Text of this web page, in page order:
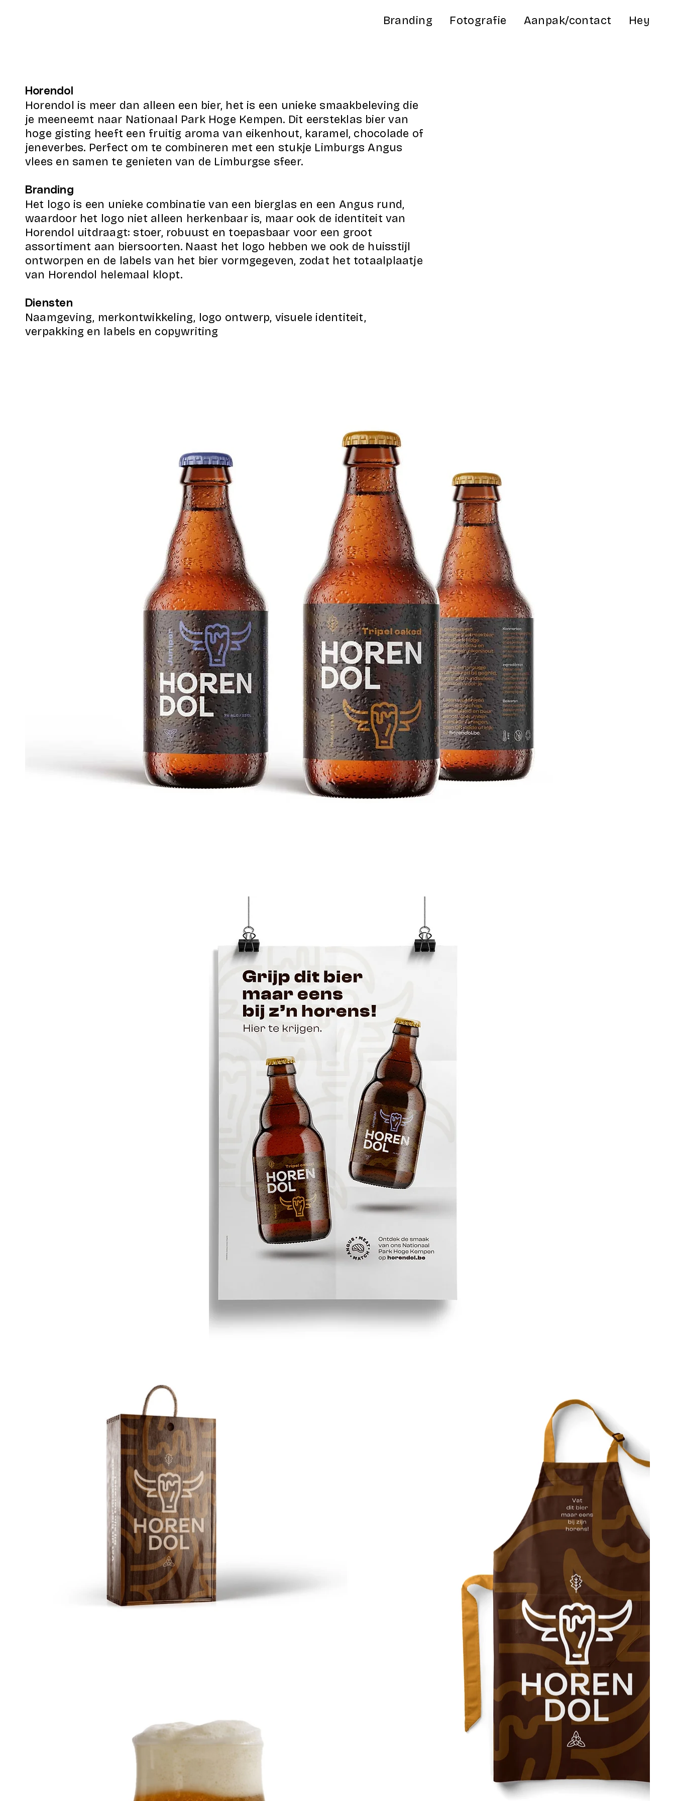
Branding Fotografie Aanpak/contact Hey
Horendol
Horendol is meer dan alleen een bier, het is een unieke smaakbeleving die
je meeneemt naar Nationaal Park Hoge Kempen. Dit eersteklas bier van
hoge gisting heeft een fruitig aroma van eikenhout, karamel, chocolade of
jeneverbes. Perfect om te combineren met een stukje Limburgs Angus
vlees en samen te genieten van de Limburgse sfeer.
Branding
Het logo is een unieke combinatie van een bierglas en een Angus rund,
waardoor het logo niet alleen herkenbaar is, maar ook de identiteit van
Horendol uitdraagt: stoer, robuust en toepasbaar voor een groot
assortiment aan biersoorten. Naast het logo hebben we ook de huisstijl
ontworpen en de labels van het bier vormgegeven, zodat het totaalplaatje
van Horendol helemaal klopt.
Diensten
​Naamgeving, merkontwikkeling, logo ontwerp, visuele identiteit,
verpakking en labels en copywriting